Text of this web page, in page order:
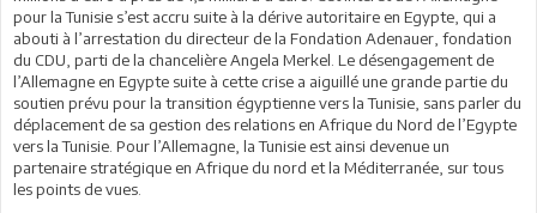
pour la Tunisie s’est accru suite à la dérive autoritaire en Egypte, qui a
abouti à l’arrestation du directeur de la Fondation Adenauer, fondation
du CDU, parti de la chancelière Angela Merkel. Le désengagement de
l’Allemagne en Egypte suite à cette crise a aiguillé une grande partie du
soutien prévu pour la transition égyptienne vers la Tunisie, sans parler du
déplacement de sa gestion des relations en Afrique du Nord de l’Egypte
vers la Tunisie. Pour l’Allemagne, la Tunisie est ainsi devenue un
partenaire stratégique en Afrique du nord et la Méditerranée, sur tous
les points de vues.